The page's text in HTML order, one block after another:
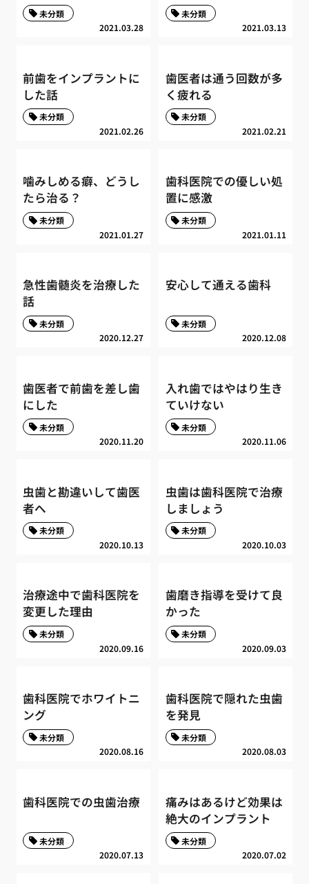
2021.03.28
未分類
2021.03.13
未分類
前歯をインプラントに
した話
2021.02.26
未分類
歯医者は通う回数が多
く疲れる
2021.02.21
未分類
噛みしめる癖、どうし
たら治る？
2021.01.27
未分類
歯科医院での優しい処
置に感激
2021.01.11
未分類
急性歯髄炎を治療した
話
2020.12.27
未分類
安心して通える歯科
2020.12.08
未分類
歯医者で前歯を差し歯
にした
2020.11.20
未分類
入れ歯ではやはり生き
ていけない
2020.11.06
未分類
虫歯と勘違いして歯医
者へ
2020.10.13
未分類
虫歯は歯科医院で治療
しましょう
2020.10.03
未分類
治療途中で歯科医院を
変更した理由
2020.09.16
未分類
歯磨き指導を受けて良
かった
2020.09.03
未分類
歯科医院でホワイトニ
ング
2020.08.16
未分類
歯科医院で隠れた虫歯
を発見
2020.08.03
未分類
歯科医院での虫歯治療
2020.07.13
未分類
痛みはあるけど効果は
絶大のインプラント
2020.07.02
未分類